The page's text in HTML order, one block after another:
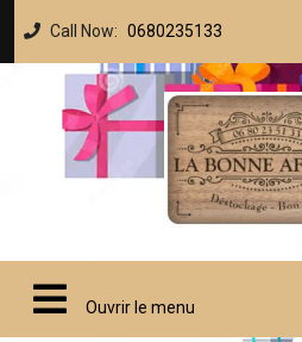
Call Now: 0680235133
Ouvrir le menu